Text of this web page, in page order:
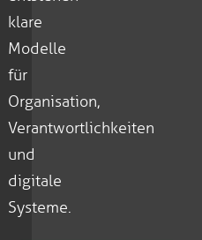
klare
Modelle
für
Organisation,
Verantwortlichkeiten
und
digitale
Systeme.